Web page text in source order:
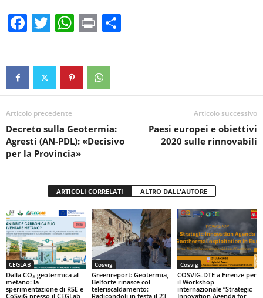
F
a
c
b
o
o
k
T
wi
tt
W
h
at
s
A
p
Pr
in
t
o
vi
Articolo precedente
Decreto sulla Geotermia:
Agresti (AN-PDL): «Decisivo
per la Provincia»
Articolo successivo
Paesi europei e obiettivi
2020 sulle rinnovabili
ARTICOLI CORRELATI ALTRO DALL'AUTORE
CEGLAB
Dalla CO₂ geotermica al
metano: la
sperimentazione di RSE e
CoSviG presso il CEGLab
Cosvig
Greenreport: Geotermia,
Belforte rinasce col
teleriscaldamento:
Radicondoli in festa il 23
Cosvig
COSVIG-DTE a Firenze per
il Workshop
internazionale “Strategic
Innovation Agenda for